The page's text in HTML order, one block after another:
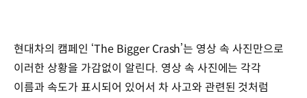
현대차의 캠페인 ‘The Bigger Crash’는 영상 속 사진만으로
이러한 상황을 가감없이 알린다. 영상 속 사진에는 각각
이름과 속도가 표시되어 있어서 차 사고와 관련된 것처럼